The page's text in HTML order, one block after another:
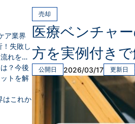
ア業界
失敗し
れを解
？今後
トを解
はこれか
売却
医療ベンチャ
方を実例付き
公開日 2026/03/17 更新日